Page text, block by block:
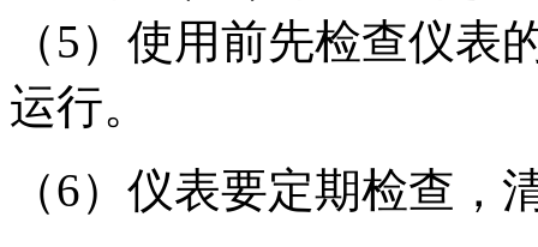
（5）使用前先检查仪
运行。
（6）仪表要定期检查，